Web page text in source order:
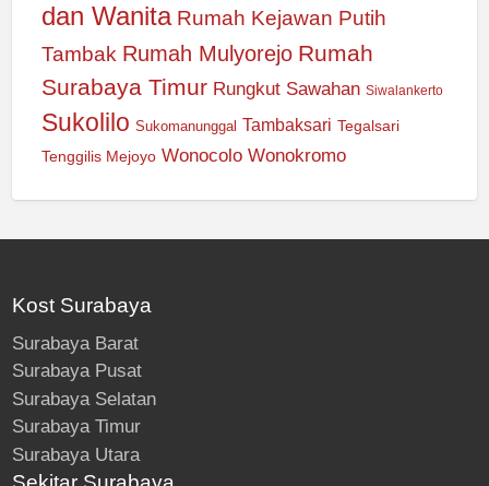
dan Wanita Rumah Kejawan Putih
Tambak Rumah Mulyorejo Rumah
Surabaya Timur Rungkut Sawahan Siwalankerto
Sukolilo Sukomanunggal Tambaksari Tegalsari
Tenggilis Mejoyo Wonocolo Wonokromo
Kost Surabaya
Surabaya Barat
Surabaya Pusat
Surabaya Selatan
Surabaya Timur
Surabaya Utara